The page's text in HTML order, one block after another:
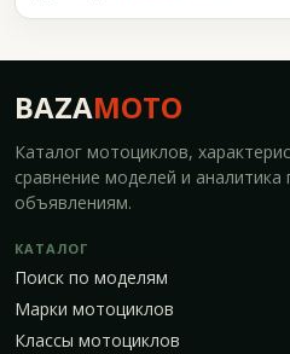
BAZAMOTO
Каталог мотоциклов,
сравнение моделей и аналитика
объявлениям.
КАТАЛОГ
Поиск по моделям
Марки мотоциклов
Классы мотоциклов